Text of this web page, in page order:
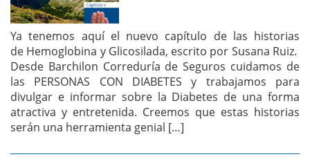
Ya tenemos aquí el nuevo capítulo de las historias
de Hemoglobina y Glicosilada, escrito por Susana Ruiz.
Desde Barchilon Correduría de Seguros cuidamos de
las PERSONAS CON DIABETES y trabajamos para
divulgar e informar sobre la Diabetes de una forma
atractiva y entretenida. Creemos que estas historias
serán una herramienta genial […]